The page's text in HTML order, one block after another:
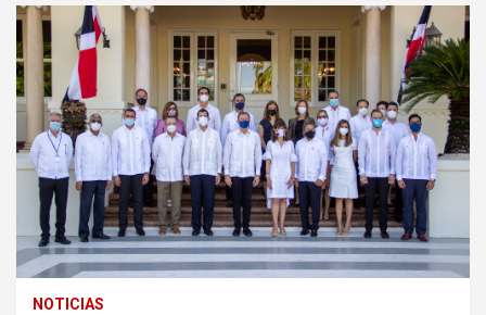
NOTICIAS